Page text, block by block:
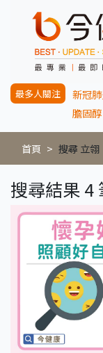
最多人關注 新冠
膽固醇
首頁 搜尋 立翎
搜尋結果 4